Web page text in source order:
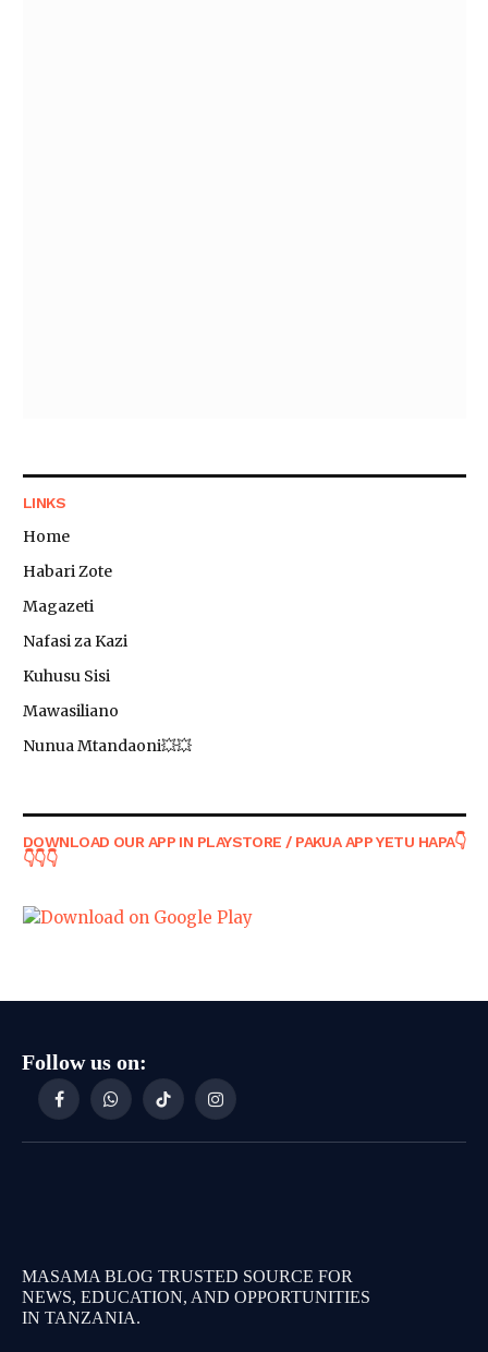
LINKS
Home
Habari Zote
Magazeti
Nafasi za Kazi
Kuhusu Sisi
Mawasiliano
Nunua Mtandaoni💥💥
DOWNLOAD OUR APP IN PLAYSTORE / PAKUA APP YETU HAPA👇
👇👇👇
Follow us on:
FacebookWhatsAppTikTokInstagram
MASAMA BLOG TRUSTED SOURCE FOR
NEWS, EDUCATION, AND OPPORTUNITIES
IN TANZANIA.